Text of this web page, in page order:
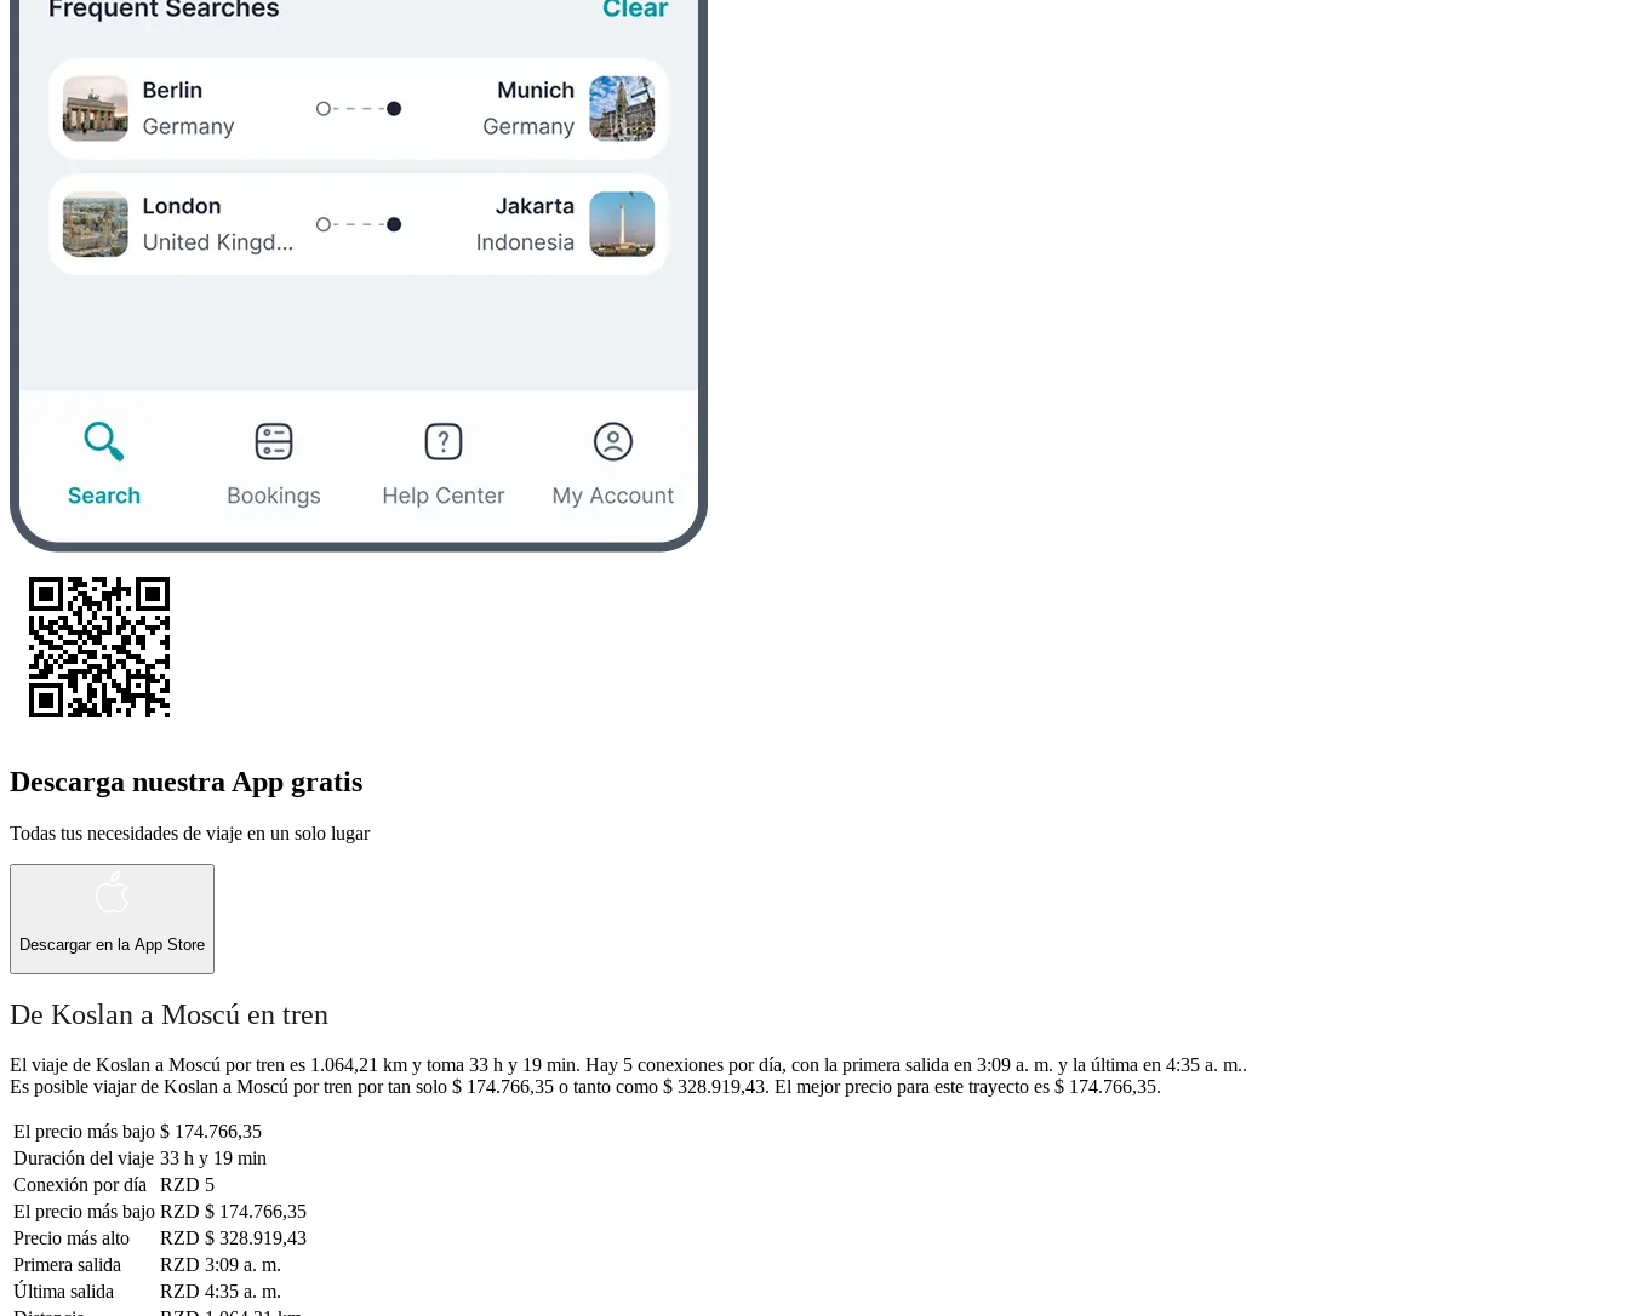
Descarga nuestra App gratis
Todas tus necesidades de viaje en un solo lugar
Descargar en la App Store
De Koslan a Moscú en tren
El viaje de Koslan a Moscú por tren es 1.064,21 km y toma 33 h y 19 min. Hay 5 conexiones por día, con la primera salida en 3:09 a. m. y la última en 4:35 a. m..
Es posible viajar de Koslan a Moscú por tren por tan solo $ 174.766,35 o tanto como $ 328.919,43. El mejor precio para este trayecto es $ 174.766,35.
El precio más bajo $ 174.766,35
Duración del viaje 33 h y 19 min
Conexión por día
RZD 5
El precio más bajo RZD $ 174.766,35
Precio más alto
RZD $ 328.919,43
Primera salida
RZD 3:09 a. m.
Última salida
RZD 4:35 a. m.